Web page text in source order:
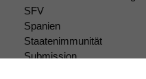
SFV
Spanien
Staatenimmunität
Submission